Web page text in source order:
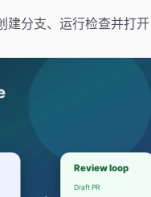
分支、运行检查并打开